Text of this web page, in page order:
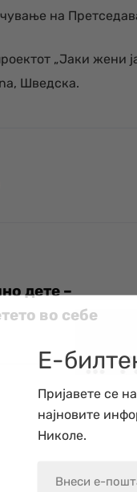
на
„Јаки жени
Шведска.
дете –
во себе
Е-
Пријавете се
најновите
Николе.